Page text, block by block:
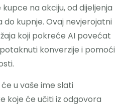
na akciju, od dijeljenja
kupnje. Ovaj nevjerojatni
koji pokreće AI povećat
konverzije i pomoći
u vaše ime slati
koje će učiti iz odgovora